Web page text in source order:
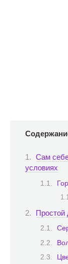
Сам
условиях
Простой